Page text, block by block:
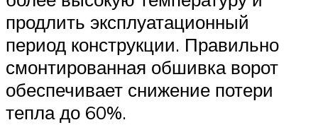
продлить эксплуатационный
период конструкции. Правильно
смонтированная обшивка ворот
обеспечивает снижение потери
тепла до 60%.